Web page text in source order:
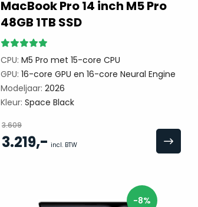
MacBook Pro 14 inch M5 Pro
48GB 1TB SSD
CPU: M5 Pro met 15-core CPU
GPU: 16-core GPU en 16-core Neural Engine
Modeljaar: 2026
Kleur: Space Black
3.609
3.219,- incl. BTW
-8%